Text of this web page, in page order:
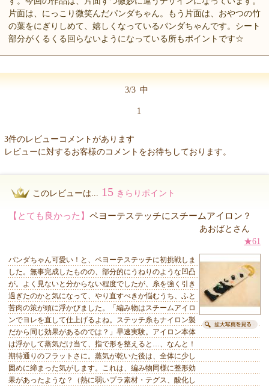
片面は、にっこり微笑んだパンダちゃん。もう片面は、おやつの竹
の葉をにぎりしめて、嬉しくなっているパンダちゃんです。シート
部分がくるくる回らないようになっている所もポイントです☆
3/3 中
1
3件のレビューコメントがあります
レビューに対するお客様のコメントをお待ちしております。
このレビューは... 15 きらりポイント
【とても良かった】 ペヨーテステッチにスチームアイロン？
あおばとさん
★61
パンダちゃん可愛い！と、ペヨーテステッチに初挑戦しま
した。無事完成したものの、部分的にうねりのような凹凸
が。よく見ないと分からない程度でしたが、糸を強く引き
過ぎたのかと気になって、やり直すべきか悩むうち、ふと
苦肉の策が頭に浮かびました。「編み物はスチームアイロ
ンでヨレを直して仕上げるよね。ステッチ糸もナイロン製
だから同じ効果があるのでは？」早速実験。アイロン本体
は浮かして蒸気だけ当て、指で形を整えると…、なんと！
期待通りのフラットさに。蒸気が乾いた後は、全体に少し
固めに締まった気がします。これは、編み物同様に整形効
果があったような？（熱に弱いプラ素材・テグス、酸化し